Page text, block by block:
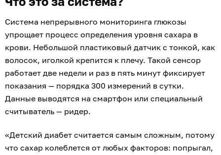
Система непрерывного мониторинга глюкозы
упрощает процесс определения уровня сахара в
крови. Небольшой пластиковый датчик с тонкой, как
волосок, иголкой крепится к плечу. Такой сенсор
работает две недели и раз в пять минут фиксирует
показания — порядка 300 измерений в сутки.
Данные выводятся на смартфон или специальный
считыватель — ридер.
«Детский диабет считается самым сложным, потому
что сахар колеблется от любых факторов: попрыгал,